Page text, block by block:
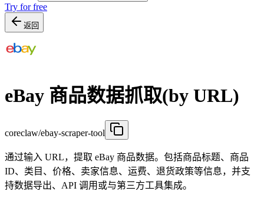
Try for free
返回
eBay 商品数据抓取(by URL)
coreclaw/ebay-scraper-tool
通过输入 URL，提取 eBay 商品数据。包括商品标题、商品
ID、类目、价格、卖家信息、运费、退货政策等信息，并支
持数据导出、API 调用或与第三方工具集成。